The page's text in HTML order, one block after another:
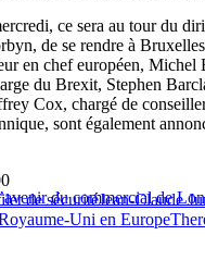
ce sera au tour du
de se rendre à
en chef européen, Michel
du Brexit, Stephen
Cox, chargé de
sont également
du commercial de
de sécuritéJean-Claude
Uni en Europe